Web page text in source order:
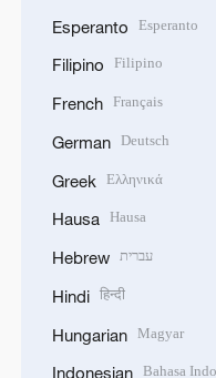
Esperanto Esperanto
Filipino Filipino
French Français
German Deutsch
Greek Ελληνικά
Hausa Hausa
Hebrew עברית
Hindi हिन्दी
Hungarian Magyar
Indonesian Bahasa